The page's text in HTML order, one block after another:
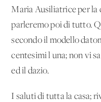
Maria Ausiliatrice per la
parleremo poi di tutto.
secondo il modello
centesimi l'una; non vi
ed il dazio.
I saluti di tutta la casa;